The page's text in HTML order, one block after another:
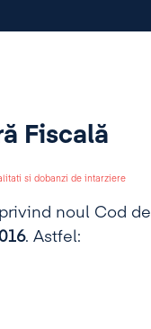
Fiscală
si dobanzi de intarziere
noul Cod de
. Astfel: